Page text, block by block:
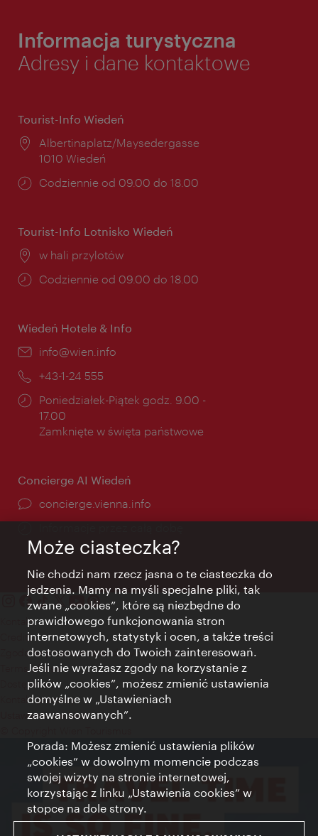
Informacja turystyczna
Adresy i dane kontaktowe
Tourist-Info Wiedeń
Miejsce:
Albertinaplatz/Maysedergasse
1010 Wiedeń
Godziny
Codziennie od 09.00 do 18.00
Tourist-Info Lotnisko Wiedeń
Miejsce:
w hali przylotów
Godziny
Codziennie od 09.00 do 18.00
Wiedeń Hotele & Info
E-
info@wien.info
Telefon:
+43-1-24 555
Godziny
otwarcia:
Poniedziałek-Piątek godz. 9.00 -
17.00
Zamknięte w święta państwowe
Concierge AI Wiedeń
concierge.vienna.info
Kontakt
Credits
Zgoda na przetwarzanie danych osobowych
Terms of Use
Dostępność
Kontakt prasowy
Ustawienia cookies
Może ciasteczka?
Nie chodzi nam rzecz jasna o te ciasteczka do
jedzenia. Mamy na myśli specjalne pliki, tak
zwane „cookies”, które są niezbędne do
prawidłowego funkcjonowania stron
internetowych, statystyk i ocen, a także treści
dostosowanych do Twoich zainteresowań.
Jeśli nie wyrażasz zgody na korzystanie z
plików „cookies”, możesz zmienić ustawienia
domyślne w „Ustawieniach
zaawansowanych”.
Porada: Możesz zmienić ustawienia plików
„cookies” w dowolnym momencie podczas
swojej wizyty na stronie internetowej,
korzystając z linku „Ustawienia cookies” w
stopce na dole strony.